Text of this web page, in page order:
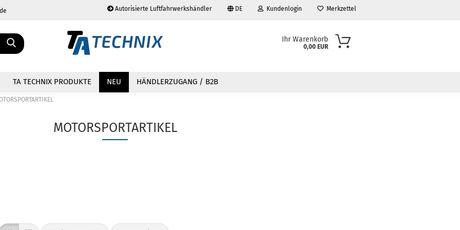
Autorisierte Luftfahrwerkshändler DE
Sprache auswählen
Kundenlogin Merkzettel
Ihr Warenkorb
0,00 EUR
TA TECHNIX PRODUKTE NEU HÄNDLERZUGANG / B2B
MOTORSPORTARTIKEL